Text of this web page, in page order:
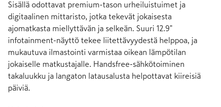
Sisällä odottavat premium-tason urheiluistuimet ja
digitaalinen mittaristo, jotka tekevät jokaisesta
ajomatkasta miellyttävän ja selkeän. Suuri 12.9"
infotainment-näyttö tekee liitettävyydestä helppoa, ja
mukautuva ilmastointi varmistaa oikean lämpötilan
jokaiselle matkustajalle. Handsfree-sähkötoiminen
takaluukku ja langaton latausalusta helpottavat kiireisiä
päiviä.